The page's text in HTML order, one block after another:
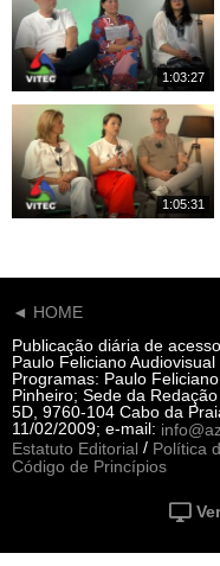
1:03:27
1:05:31
◄ HOME
Publicação diária de
Paulo Feliciano
Programas: Paulo
Pinheiro; Sede da
5D, 9760-104 Cabo da
11/02/2009; e-mail:
Estatuto Editorial / Política
Código de Princípios